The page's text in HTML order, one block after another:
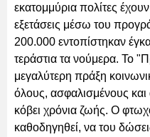
εκατομμύρια πολίτες
εξετάσεις μέσω του
200.000 εντοπίστηκαν
τεράστια τα νούμερα. Το
μεγαλύτερη πράξη
όλους, ασφαλισμένους
κόβει χρόνια ζωής. Ο
καθοδηγηθεί, να του